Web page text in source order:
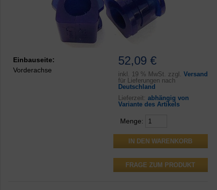
52,09 €
inkl. 19 % MwSt. zzgl. Versand
für Lieferungen nach
Deutschland
Lieferzeit: abhängig von
Variante des Artikels
Menge:
FRAGE ZUM PRODUKT
Einbauseite:
Vorderachse